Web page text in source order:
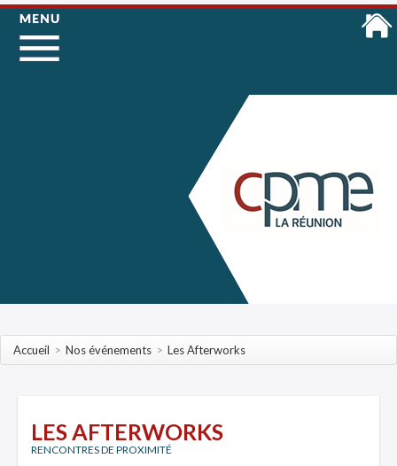
Accueil > Nos événements > Les Afterworks
LES AFTERWORKS
RENCONTRES DE PROXIMITÉ